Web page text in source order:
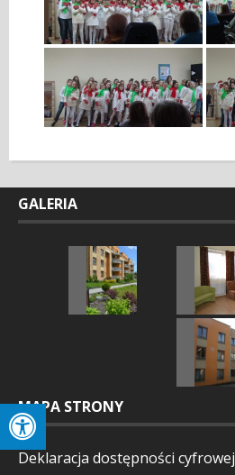
GALERIA
MAPA STRONY
Deklaracja dostępności cyfrowej